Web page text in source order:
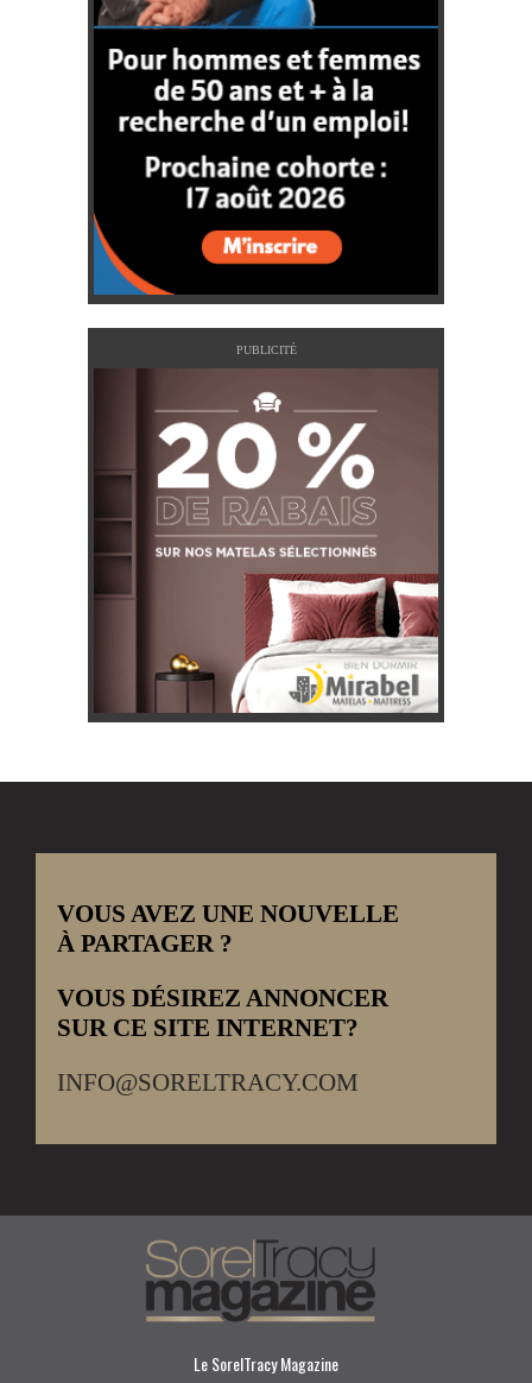
PUBLICITÉ
VOUS AVEZ UNE NOUVELLE
À PARTAGER ?
VOUS DÉSIREZ ANNONCER
SUR CE SITE INTERNET?
INFO@SORELTRACY.COM
Le SorelTracy Magazine